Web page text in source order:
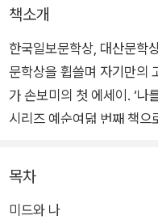
책소개
한국일보문학상, 대산문학
문학상을 휩쓸며 자기만의
가 손보미의 첫 에세이. ‘나
시리즈 예순여덟 번째 책으
작가는 미드의 수많은 매
재현하는 방식으로서의 ‘이
목차
미드와 나